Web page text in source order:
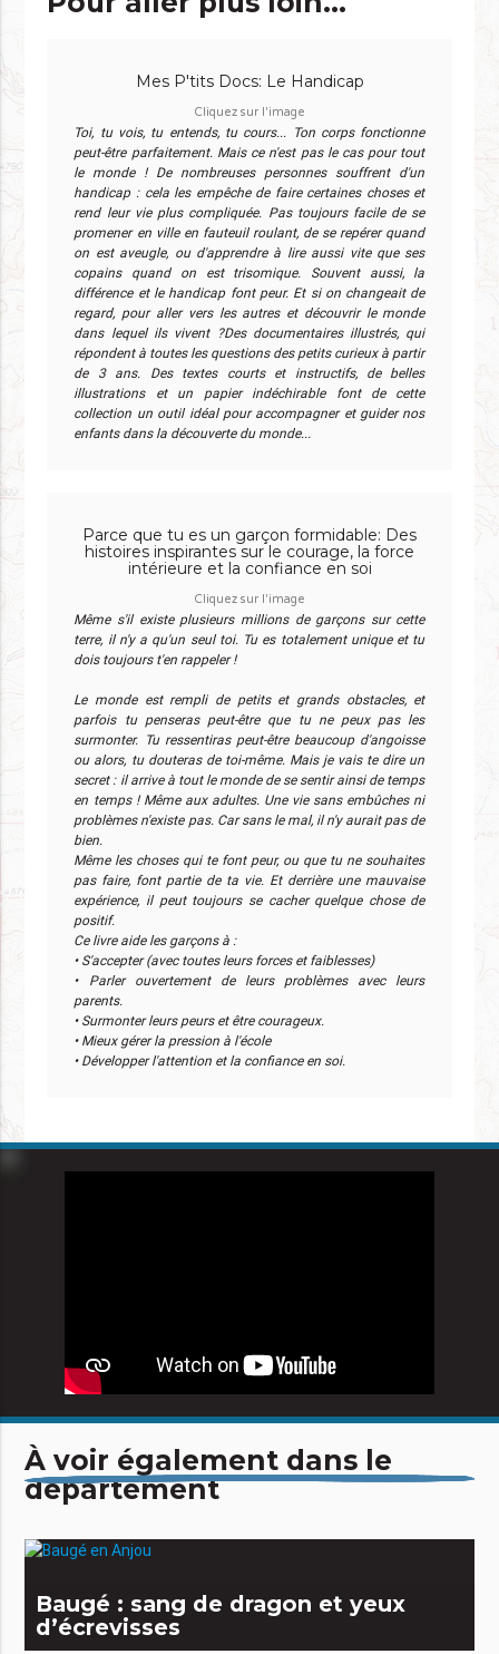
Mes P'tits Docs: Le Handicap
Cliquez sur l'image
Toi, tu vois, tu entends, tu cours... Ton corps fonctionne
peut-être parfaitement. Mais ce n'est pas le cas pour tout
le monde ! De nombreuses personnes souffrent d'un
handicap : cela les empêche de faire certaines choses et
rend leur vie plus compliquée. Pas toujours facile de se
promener en ville en fauteuil roulant, de se repérer quand
on est aveugle, ou d'apprendre à lire aussi vite que ses
copains quand on est trisomique. Souvent aussi, la
différence et le handicap font peur. Et si on changeait de
regard, pour aller vers les autres et découvrir le monde
dans lequel ils vivent ?Des documentaires illustrés, qui
répondent à toutes les questions des petits curieux à partir
de 3 ans. Des textes courts et instructifs, de belles
illustrations et un papier indéchirable font de cette
collection un outil idéal pour accompagner et guider nos
enfants dans la découverte du monde...
Parce que tu es un garçon formidable: Des
histoires inspirantes sur le courage, la force
intérieure et la confiance en soi
Cliquez sur l'image
Même s'il existe plusieurs millions de garçons sur cette
terre, il n'y a qu'un seul toi. Tu es totalement unique et tu
dois toujours t'en rappeler !
Le monde est rempli de petits et grands obstacles, et
parfois tu penseras peut-être que tu ne peux pas les
surmonter. Tu ressentiras peut-être beaucoup d'angoisse
ou alors, tu douteras de toi-même. Mais je vais te dire un
secret : il arrive à tout le monde de se sentir ainsi de temps
en temps ! Même aux adultes. Une vie sans embûches ni
problèmes n'existe pas. Car sans le mal, il n'y aurait pas de
bien.
Même les choses qui te font peur, ou que tu ne souhaites
pas faire, font partie de ta vie. Et derrière une mauvaise
expérience, il peut toujours se cacher quelque chose de
positif.
Ce livre aide les garçons à :
• S'accepter (avec toutes leurs forces et faiblesses)
• Parler ouvertement de leurs problèmes avec leurs
parents.
• Surmonter leurs peurs et être courageux.
• Mieux gérer la pression à l'école
• Développer l'attention et la confiance en soi.
À voir également dans le
département
Baugé : sang de dragon et yeux
d’écrevisses